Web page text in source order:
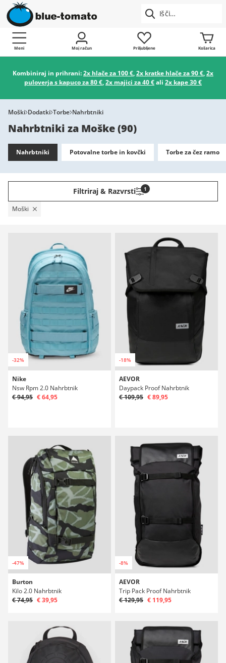
Meni Moj račun Priljubljene Košarica
Kombiniraj in prihrani:2x hlače za 100 €,2x kratke hlače za 90 €,2x
puloverja s kapuco za 80 €,2x majici za 40 €ali 2x kape 30 €
Moški Dodatki Torbe Nahrbtniki
Nahrbtniki za Moške(90)
Nahrbtniki Potovalne torbe in kovčki Torbe za čez ramo
Filtriraj & Razvrsti 1
Moški
-32%
Nike
Nsw Rpm 2.0 Nahrbtnik
€ 94,95 € 64,95
-18%
AEVOR
Daypack Proof Nahrbtnik
€ 109,95 € 89,95
-47%
Burton
Kilo 2.0 Nahrbtnik
€ 74,95 € 39,95
-8%
AEVOR
Trip Pack Proof Nahrbtnik
€ 129,95 € 119,95